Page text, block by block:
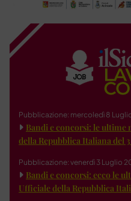
Pubblicazione: mercoledì 8
Bandi e concorsi: le ultime
della Repubblica Italiana del
Pubblicazione: venerdì 3 Luglio
Bandi e concorsi: ecco le
Ufficiale della Repubblica